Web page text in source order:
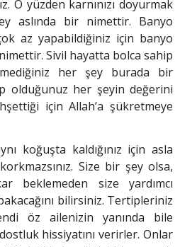
O yüzden karnınızı doyurmak
aslında bir nimettir. Banyo
az yapabildiğiniz için banyo
Sivil hayatta bolca sahip
her şey burada bir
olduğunuz her şeyin değerini
için Allah’a şükretmeye
koğuşta kaldığınız için asla
Size bir şey olsa,
beklemeden size yardımcı
bilirsiniz. Tertipleriniz
öz ailenizin yanında bile
hissiyatını verirler. Onlar